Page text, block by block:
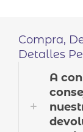
Compra,
Detalles
A